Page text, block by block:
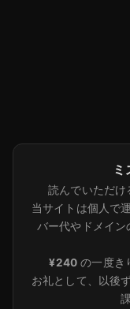
読んでいただけ
当サイトは個人で
バー代やドメイン
¥240 の一度き
お礼として、以後